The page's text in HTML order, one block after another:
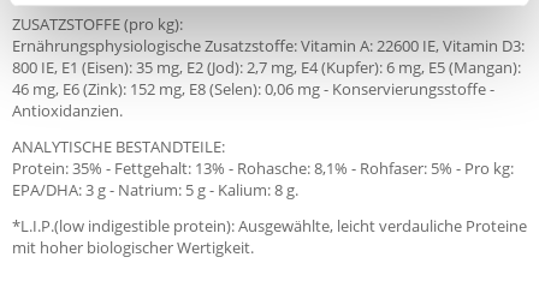
ZUSATZSTOFFE (pro kg):
Ernährungsphysiologische Zusatzstoffe: Vitamin A: 22600 IE, Vitamin D3:
800 IE, E1 (Eisen): 35 mg, E2 (Jod): 2,7 mg, E4 (Kupfer): 6 mg, E5 (Mangan):
46 mg, E6 (Zink): 152 mg, E8 (Selen): 0,06 mg - Konservierungsstoffe -
Antioxidanzien.
ANALYTISCHE BESTANDTEILE:
Protein: 35% - Fettgehalt: 13% - Rohasche: 8,1% - Rohfaser: 5% - Pro kg:
EPA/DHA: 3 g - Natrium: 5 g - Kalium: 8 g.
*L.I.P.(low indigestible protein): Ausgewählte, leicht verdauliche Proteine
mit hoher biologischer Wertigkeit.